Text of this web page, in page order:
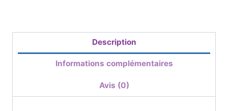
Description
Informations complémentaires
Avis (0)